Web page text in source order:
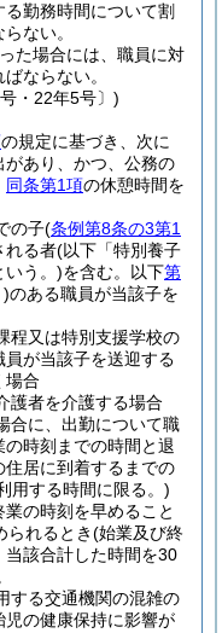
勤務時間について割
ない。
た場合には、職員に対
ならない。
・22年5号〕)
の規定に基づき、次に
あり、かつ、公務の
同条第1項の休憩時間を
の子(条例第8条の3第1
れる者(以下「特別養子
いう。)を含む。以下第
)のある職員が当該子を
程又は特別支援学校の
が当該子を送迎する
場合
護者を介護する場合
合に、出勤について職
時刻までの時間と退
居に到着するまでの
用する時間に限る。)
の時刻を早めること
られるとき(始業及び終
該合計した時間を30
する交通機関の混雑の
の健康保持に影響が